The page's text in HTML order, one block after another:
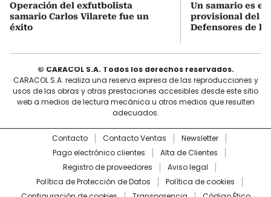
Operación del exfutbolista
samario Carlos Vilarete fue un
éxito
Un samario es el
provisional del
Defensores de la
© CARACOL S.A. Todos los derechos reservados.
CARACOL S.A. realiza una reserva expresa de las reproducciones y
usos de las obras y otras prestaciones accesibles desde este sitio
web a medios de lectura mecánica u otros medios que resulten
adecuados.
Contacto Contacto Ventas
Newsletter
Pago electrónico clientes
Alta de Clientes
Registro de proveedores
Aviso legal
Política de Protección de Datos
Política de cookies